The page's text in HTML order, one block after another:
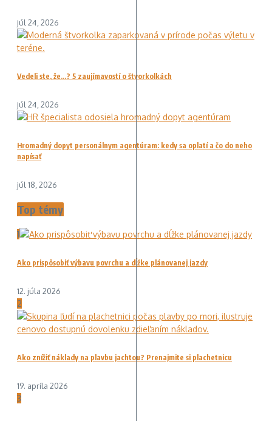
júl 24, 2026
Vedeli ste, že…? 5 zaujímavostí o štvorkolkách
júl 24, 2026
Hromadný dopyt personálnym agentúram: kedy sa oplatí a čo do neho
napísať
júl 18, 2026
Top témy
1
Ako prispôsobiť výbavu povrchu a dĺžke plánovanej jazdy
12. júla 2026
2
Ako znížiť náklady na plavbu jachtou? Prenajmite si plachetnicu
19. apríla 2026
3